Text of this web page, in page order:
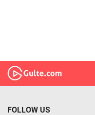
FOLLOW US